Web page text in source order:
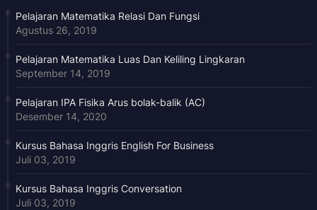
Pelajaran Matematika Relasi Dan Fungsi
Agustus 26, 2019
Pelajaran Matematika Luas Dan Keliling Lingkaran
September 14, 2019
Pelajaran IPA Fisika Arus bolak-balik (AC)
Desember 14, 2020
Kursus Bahasa Inggris English For Business
Juli 03, 2019
Kursus Bahasa Inggris Conversation
Juli 03, 2019